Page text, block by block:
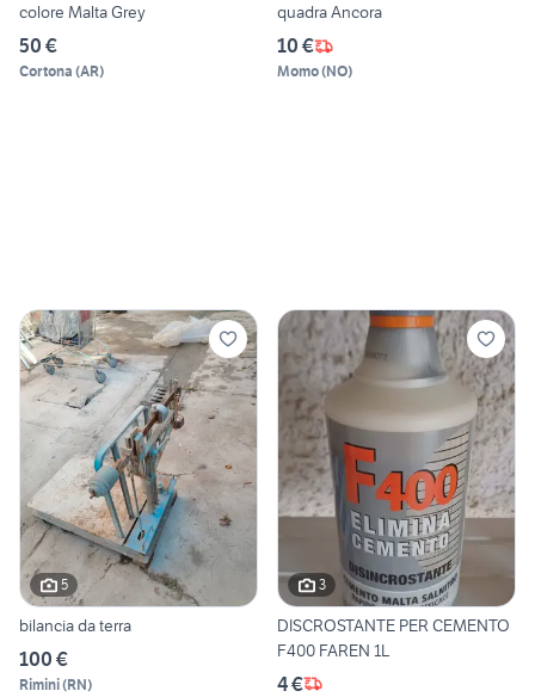
colore Malta Grey
50 €
Cortona (AR)
quadra Ancora
10 €
Momo(NO)
5
bilancia da terra
100 €
Rimini(RN)
3
DISCROSTANTE PER CEMENTO
F400 FAREN 1L
4 €